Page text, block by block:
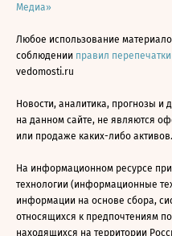
Медиа»
Любое использование
соблюдении правил перепечатки
vedomosti.ru
Новости, аналитика, прогнозы и
на данном сайте, не являются
или продаже каких-либо активов.
На информационном ресурсе
технологии (информационные
информации на основе сбора,
относящихся к предпочтениям
находящихся на территории